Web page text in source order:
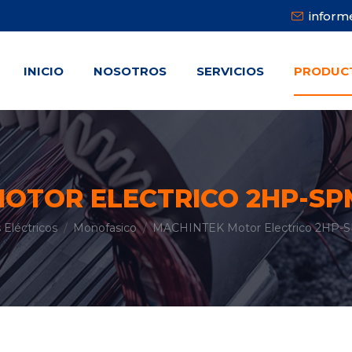
INICIO NOSOTROS SERVICIOS
ELECTRICO 2HP-
Monofasico MACHINTEK Motor Electrico 2HP-